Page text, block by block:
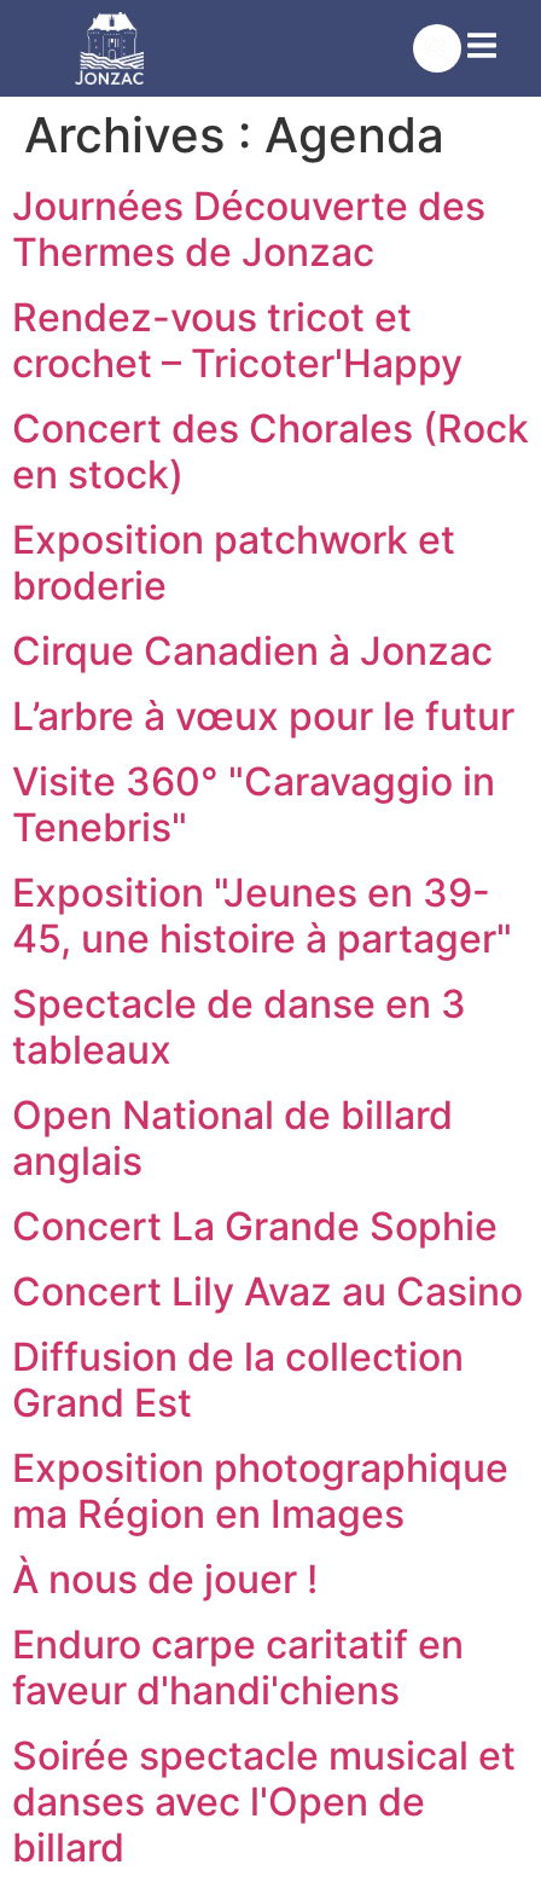
Archives : Agenda
Journées Découverte des
Thermes de Jonzac
Rendez-vous tricot et
crochet – Tricoter'Happy
Concert des Chorales (Rock
en stock)
Exposition patchwork et
broderie
Cirque Canadien à Jonzac
L’arbre à vœux pour le futur
Visite 360° "Caravaggio in
Tenebris"
Exposition "Jeunes en 39-
45, une histoire à partager"
Spectacle de danse en 3
tableaux
Open National de billard
anglais
Concert La Grande Sophie
Concert Lily Avaz au Casino
Diffusion de la collection
Grand Est
Exposition photographique
ma Région en Images
À nous de jouer !
Enduro carpe caritatif en
faveur d'handi'chiens
Soirée spectacle musical et
danses avec l'Open de
billard